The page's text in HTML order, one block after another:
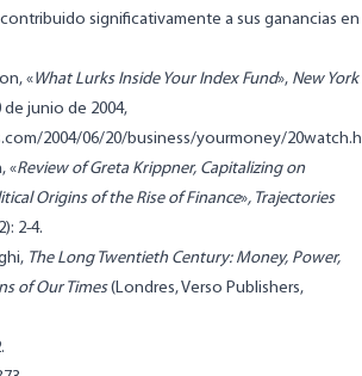
significativamente a sus ganancias
« What Lurks Inside Your Index Fund», New York
junio de 2004,
2004/06/20/business/yourmoney/
«Review of Greta Krippner, Capitalizing on
Origins of the Rise of Finance», Trajectories
2-4.
The Long Twentieth Century: Money, Power,
of Our Times(Londres, Verso Publishers,